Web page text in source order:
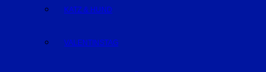
KATZ & HUND
VALENTINSTAG